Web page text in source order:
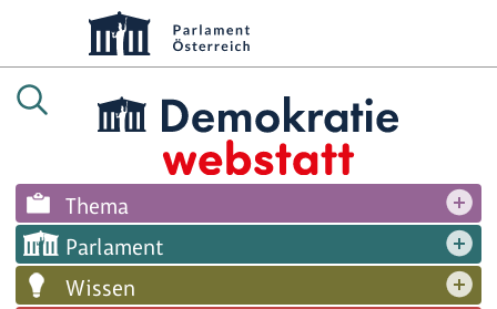
Thema
Parlament
Wissen